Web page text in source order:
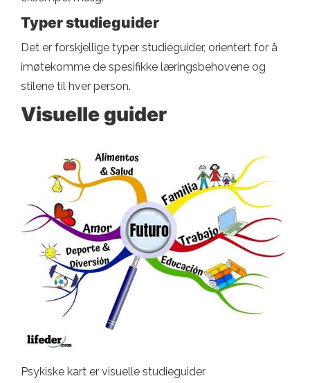
Typer studieguider
Det er forskjellige typer studieguider, orientert for å
imøtekomme de spesifikke læringsbehovene og
stilene til hver person.
Visuelle guider
Psykiske kart er visuelle studieguider